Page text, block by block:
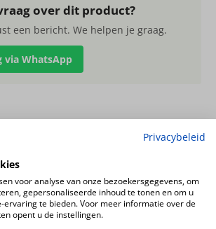
over dit product?
een bericht. We helpen je graag.
via WhatsApp
Privacybeleid
voor analyse van onze bezoekersgegevens, om
gepersonaliseerde inhoud te tonen en om u
ervaring te bieden. Voor meer informatie over de
opent u de instellingen.